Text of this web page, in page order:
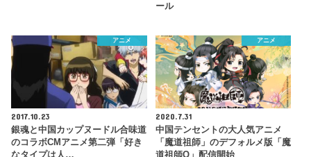
ール
アニメ
2017.10.23
銀魂と中国カップヌードル合味道
のコラボCMアニメ第二弾「好き
なタイプは人…
アニメ
2020.7.31
中国テンセントの大人気アニメ
「魔道祖師」のデフォルメ版「魔
道祖師Q」配信開始